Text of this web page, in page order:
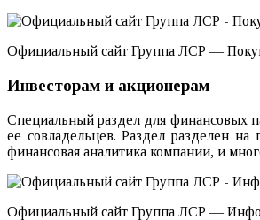
Официальный сайт Группа ЛСР —
Инвесторам и акционерам
Специальный раздел для финансовых
ее совладельцев. Раздел разделен на
финансовая аналитика компании, и
Официальный сайт Группа ЛСР —